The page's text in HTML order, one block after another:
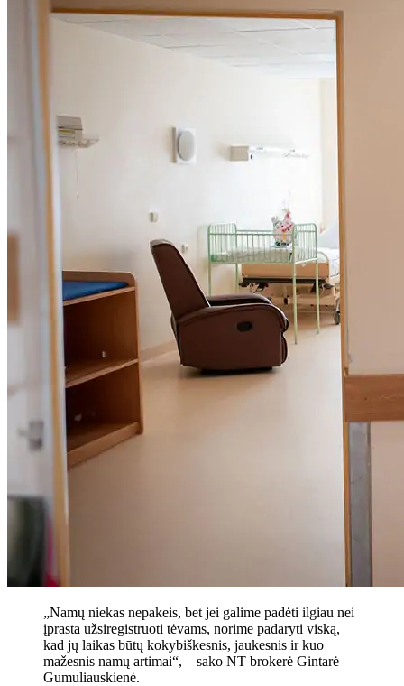
„Namų niekas nepakeis, bet jei galime padėti ilgiau nei
įprasta užsiregistruoti tėvams, norime padaryti viską,
kad jų laikas būtų kokybiškesnis, jaukesnis ir kuo
mažesnis namų artimai“, – sako NT brokerė Gintarė
Gumuliauskienė.